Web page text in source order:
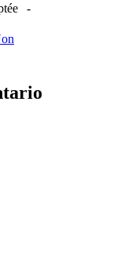
-
m’a